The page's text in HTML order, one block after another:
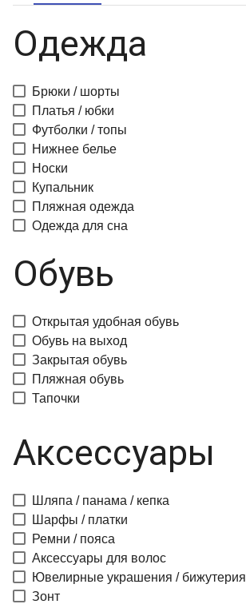
Одежда
Брюки / шорты
Платья / юбки
Футболки / топы
Нижнее белье
Носки
Купальник
Пляжная одежда
Одежда для сна
Обувь
Открытая удобная обувь
Обувь на выход
Закрытая обувь
Пляжная обувь
Тапочки
Аксессуары
Шляпа / панама / кепка
Шарфы / платки
Ремни / пояса
Аксессуары для волос
Ювелирные украшения / бижутерия
Зонт